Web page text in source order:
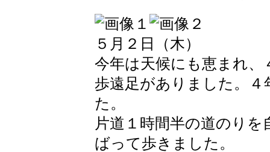
５月２日（木）
今年は天候にも恵まれ
歩遠足がありました。
た。
片道１時間半の道のり
ばって歩きました。